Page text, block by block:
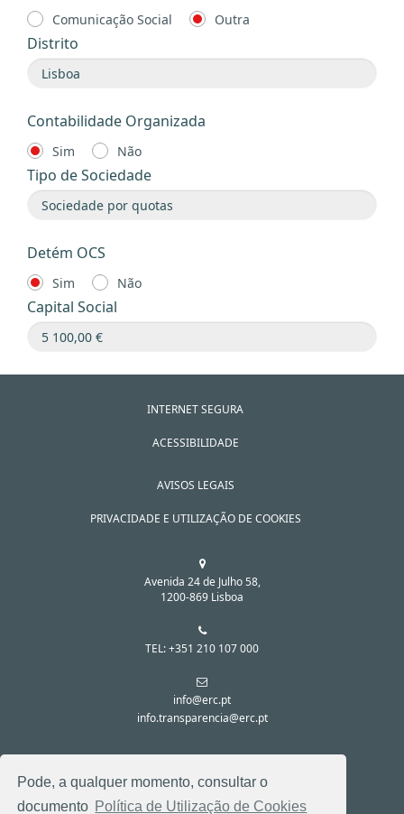
Pode, a qualquer momento, consultar o
documento Política de Utilização de Cookies
Comunicação Social Outra
Distrito
Contabilidade Organizada
Sim Não
Tipo de Sociedade
Detém OCS
Sim Não
Capital Social
INTERNET SEGURA
ACESSIBILIDADE
AVISOS LEGAIS
PRIVACIDADE E UTILIZAÇÃO DE COOKIES
Avenida 24 de Julho 58,
1200-869 Lisboa
TEL: +351 210 107 000
info@erc.pt
info.transparencia@erc.pt